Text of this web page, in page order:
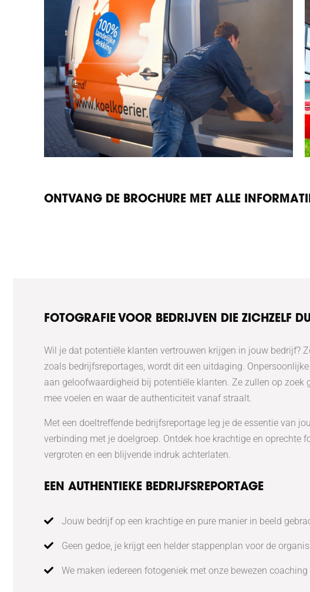
ONTVANG DE BROCHURE MET ALLE
FOTOGRAFIE VOOR BEDRIJVEN DIE ZICHZELF
Wil je dat potentiële klanten vertrouwen krijgen in jouw bedrijf?
zoals bedrijfsreportages, wordt dit een uitdaging.
aan geloofwaardigheid bij potentiële klanten. Ze zullen op zoek
mee voelen en waar de authenticiteit vanaf straalt.
Met een doeltreffende bedrijfsreportage leg je de essentie van
verbinding met je doelgroep. Ontdek hoe krachtige en oprechte
vergroten en een blijvende indruk achterlaten.
EEN AUTHENTIEKE BEDRIJFSREPORTAGE
Jouw bedrijf op een krachtige en pure manier in beeld
Geen gedoe, je krijgt een helder stappenplan voor de
We maken iedereen fotogeniek met onze bewezen coaching